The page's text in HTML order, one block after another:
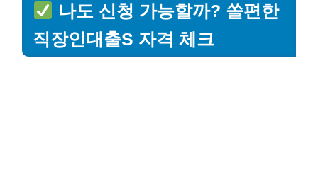
나도 신청 가능할까? 쏠편한
직장인대출S 자격 체크